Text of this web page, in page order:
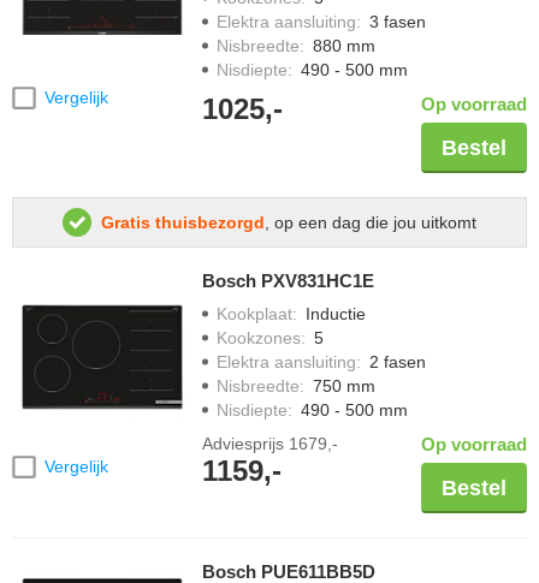
Vergelijk
Elektra aansluiting: 3 fasen
Nisbreedte: 880 mm
Nisdiepte: 490 - 500 mm
1025,- Op voorraad
Bestel
Gratis thuisbezorgd , op een dag die jou uitkomt
Vergelijk
Bosch PXV831HC1E
Kookplaat: Inductie
Kookzones: 5
Elektra aansluiting: 2 fasen
Nisbreedte: 750 mm
Nisdiepte: 490 - 500 mm
Adviesprijs 1679,-
1159,-
Op voorraad
Bestel
Bosch PUE611BB5D